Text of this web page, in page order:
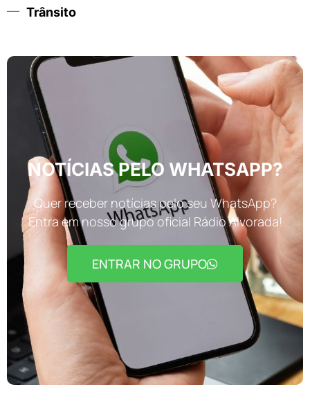
Trânsito
NOTÍCIAS PELO WHATSAPP?
Quer receber notícias pelo seu WhatsApp?
Entra em nosso grupo oficial Rádio Alvorada!
ENTRAR NO GRUPO